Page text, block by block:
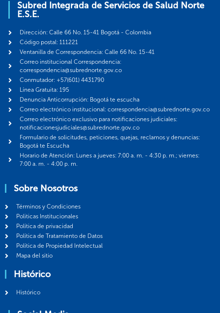
Subred Integrada de Servicios de Salud Norte
E.S.E.
Dirección: Calle 66 No. 15-41 Bogotá - Colombia
Código postal: 111221
Ventanilla de Correspondencia: Calle 66 No. 15-41
Correo institucional Correspondencia:
correspondencia@subrednorte.gov.co
Conmutador: +57(601) 4431790
Línea Gratuita: 195
Denuncia Anticorrupción: Bogotá te escucha
Correo electrónico institucional: correspondencia@subrednorte.gov.co
Correo electrónico exclusivo para notificaciones judiciales:
notificacionesjudiciales@subrednorte.gov.co
Formulario de solicitudes, peticiones, quejas, reclamos y denuncias:
Bogotá te Escucha
Horario de Atención: Lunes a jueves: 7:00 a. m. - 4:30 p. m.; viernes:
7:00 a. m. - 4:00 p. m.
Sobre Nosotros
Términos y Condiciones
Politicas Institucionales
Política de privacidad
Política de Tratamiento de Datos
Política de Propiedad Intelectual
Mapa del sitio
Histórico
Histórico